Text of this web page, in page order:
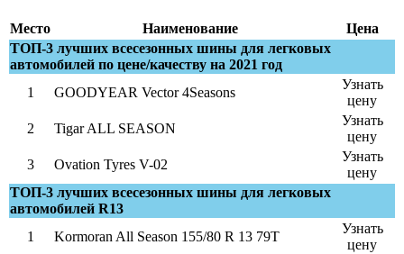
Место Наименование
Цена
ТОП-3 лучших всесезонных шины для легковых
автомобилей по цене/качеству на 2021 год
1
GOODYEAR Vector 4Seasons
Узнать
цену
2
Tigar ALL SEASON
Узнать
цену
3
Ovation Tyres V-02
Узнать
цену
ТОП-3 лучших всесезонных шины для легковых
автомобилей R13
1
Kormoran All Season 155/80 R 13 79T
Узнать
цену